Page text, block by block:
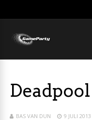
BAS VAN DUN 9 JULI 2013